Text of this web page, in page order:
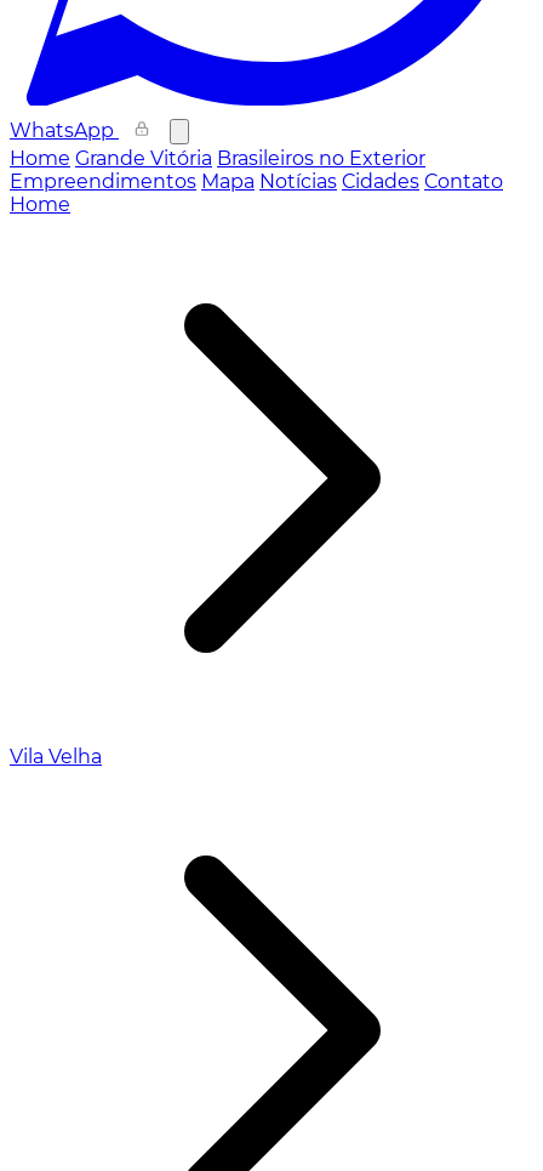
WhatsApp
Home Grande Vitória Brasileiros no Exterior
Empreendimentos Mapa Notícias Cidades Contato
Home
Vila Velha